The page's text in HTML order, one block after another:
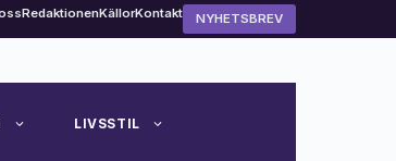
RedaktionenKällorKontakt NYHETSBREV
LIVSSTIL